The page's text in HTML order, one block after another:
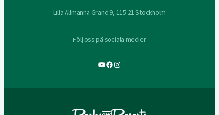
Lilla Allmänna Gränd 9, 115 21 Stockholm
Följ oss på sociala medier
YouTube
Facebook
Instagram